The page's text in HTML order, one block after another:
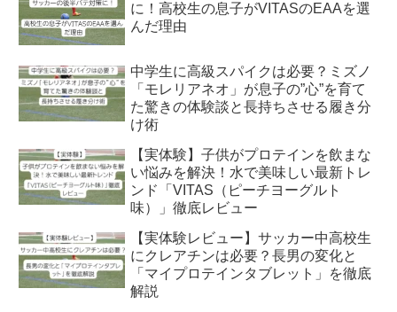
に！高校生の息子がVITASのEAAを選
んだ理由
中学生に高級スパイクは必要？ミズノ
「モレリアネオ」が息子の”心”を育て
た驚きの体験談と長持ちさせる履き分
け術
【実体験】子供がプロテインを飲まな
い悩みを解決！水で美味しい最新トレ
ンド「VITAS（ピーチヨーグルト
味）」徹底レビュー
【実体験レビュー】サッカー中高校生
にクレアチンは必要？長男の変化と
「マイプロテインタブレット」を徹底
解説